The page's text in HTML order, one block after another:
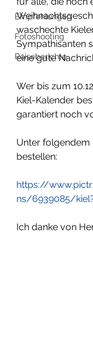
Empfehlungen
Fotoshooting
Reiseberichte
waschechte
Sympathisanten
eine gute
Wer bis zum
Kiel-Kalender
garantiert noch
Unter folgendem
bestellen:
https://
ns/6939085/
Ich danke von